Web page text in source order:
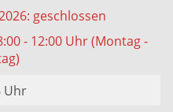
geschlossen
- 12:00 Uhr (Montag -
Uhr